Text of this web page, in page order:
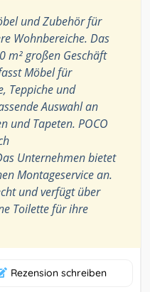
und Zubehör für
Wohnbereiche. Das
m² großen Geschäft
Möbel für
Teppiche und
Auswahl an
und Tapeten. POCO
Unternehmen bietet
Montageservice an.
und verfügt über
Toilette für ihre
Rezension schreiben